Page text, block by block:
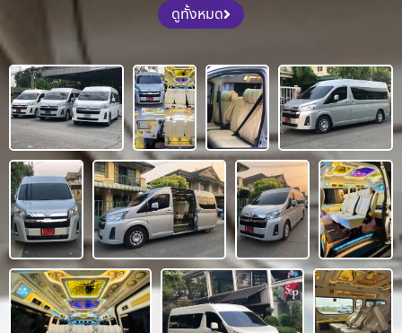
ดูทั้งหมด